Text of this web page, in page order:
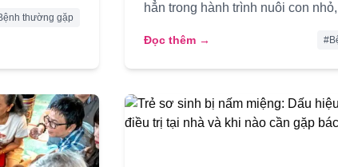
thường gặp
hẳn trong hành trình nuôi con
Đọc thêm → #